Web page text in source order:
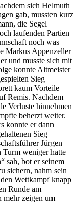
sich Helmuth
gab, mussten kurz
die Segel
laufenden Partien
noch was
Markus Appenzeller
und musste sich mit
konnte Altmeister
Sieg
kaum Vorteile
Remis. Nachdem
Verluste hinnehmen
beherzt weiter.
konnte er dann
Sieg
Jürgen
Turm weniger hatte
sah, bot er seinem
sichern, nahm sein
Wettkampf knapp
Runde am
mehr zeigen um